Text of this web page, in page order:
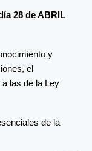
28 de ABRIL
y
el
las de la Ley
de la